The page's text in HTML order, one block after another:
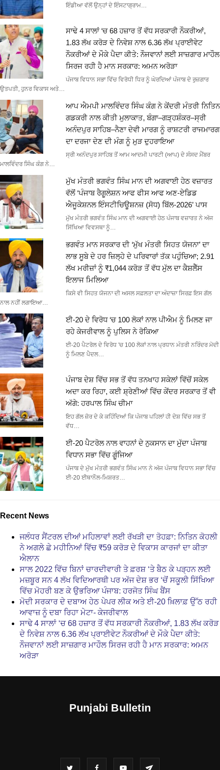
ਇੰਡੀਆ ਵੱਲੋਂ ਉਨ੍ਹਾਂ ਦੇ ਇੰਸਟਾਗ੍ਰਾਮ…
ਸਾਢੇ 4 ਸਾਲਾਂ ‘ਚ 68 ਹਜ਼ਾਰ ਤੋਂ ਵੱਧ ਸਰਕਾਰੀ ਨੌਕਰੀਆਂ,
1.83 ਲੱਖ ਕਰੋੜ ਦੇ ਨਿਵੇਸ਼ ਨਾਲ 6.36 ਲੱਖ ਪ੍ਰਾਈਵੇਟ
ਨੌਕਰੀਆਂ ਦੇ ਮੌਕੇ ਪੈਦਾ ਕੀਤੇ: ਨੌਜਵਾਨਾਂ ਲਈ ਸਾਜ਼ਗਾਰ ਮਾਹੌਲ
ਸਿਰਜ ਰਹੀ ਹੈ ਮਾਨ ਸਰਕਾਰ: ਅਮਨ ਅਰੋੜਾ
ਪੰਜਾਬ ਵਿਧਾਨ ਸਭਾ ਵਿੱਚ ਵਿਰੋਧੀ ਧਿਰ ਨੂੰ ਘੇਰਦਿਆਂ ਪੰਜਾਬ ਦੇ ਰੁਜ਼ਗਾਰ
ਉਤਪਤੀ, ਹੁਨਰ ਵਿਕਾਸ ਅਤੇ…
ਆਪ ਐਮਪੀ ਮਾਲਵਿੰਦਰ ਸਿੰਘ ਕੰਗ ਨੇ ਕੇਂਦਰੀ ਮੰਤਰੀ ਨਿਤਿਨ
ਗਡਕਰੀ ਨਾਲ ਕੀਤੀ ਮੁਲਾਕਾਤ, ਬੰਗਾ–ਗੜ੍ਹਸ਼ੰਕਰ–ਸ੍ਰੀ
ਅਨੰਦਪੁਰ ਸਾਹਿਬ–ਨੈਣਾ ਦੇਵੀ ਮਾਰਗ ਨੂੰ ਰਾਸ਼ਟਰੀ ਰਾਜਮਾਰਗ
ਦਾ ਦਰਜਾ ਦੇਣ ਦੀ ਮੰਗ ਨੂੰ ਮੁੜ ਦੁਹਰਾਇਆ
ਸ੍ਰੀ ਅਨੰਦਪੁਰ ਸਾਹਿਬ ਤੋਂ ਆਮ ਆਦਮੀ ਪਾਰਟੀ (ਆਪ) ਦੇ ਸੰਸਦ ਮੈਂਬਰ
ਮਾਲਵਿੰਦਰ ਸਿੰਘ ਕੰਗ ਨੇ…
ਮੁੱਖ ਮੰਤਰੀ ਭਗਵੰਤ ਸਿੰਘ ਮਾਨ ਦੀ ਅਗਵਾਈ ਹੇਠ ਵਜ਼ਾਰਤ
ਵੱਲੋਂ ‘ਪੰਜਾਬ ਰੈਗੂਲੇਸ਼ਨ ਆਫ ਫੀਸ ਆਫ ਅਣ-ਏਡਿਡ
ਐਜੂਕੇਸ਼ਨਲ ਇੰਸਟੀਚਿਊਸ਼ਨਜ਼ (ਸੋਧ) ਬਿੱਲ-2026’ ਪਾਸ
ਮੁੱਖ ਮੰਤਰੀ ਭਗਵੰਤ ਸਿੰਘ ਮਾਨ ਦੀ ਅਗਵਾਈ ਹੇਠ ਪੰਜਾਬ ਵਜ਼ਾਰਤ ਨੇ ਅੱਜ
ਸਿੱਖਿਆ ਵਿਵਸਥਾ ਨੂੰ…
ਭਗਵੰਤ ਮਾਨ ਸਰਕਾਰ ਦੀ ‘ਮੁੱਖ ਮੰਤਰੀ ਸਿਹਤ ਯੋਜਨਾ’ ਦਾ
ਲਾਭ ਸੂਬੇ ਦੇ ਹਰ ਜ਼ਿਲ੍ਹੇ ਦੇ ਪਰਿਵਾਰਾਂ ਤੱਕ ਪਹੁੰਚਿਆ; 2.91
ਲੱਖ ਮਰੀਜ਼ਾਂ ਨੂੰ ₹1,044 ਕਰੋੜ ਤੋਂ ਵੱਧ ਮੁੱਲ ਦਾ ਕੈਸ਼ਲੈੱਸ
ਇਲਾਜ ਮਿਲਿਆ
ਕਿਸੇ ਵੀ ਸਿਹਤ ਯੋਜਨਾ ਦੀ ਅਸਲ ਸਫ਼ਲਤਾ ਦਾ ਅੰਦਾਜ਼ਾ ਸਿਰਫ਼ ਇਸ ਗੱਲ
ਨਾਲ ਨਹੀਂ ਲਗਾਇਆ…
ਈ-20 ਦੇ ਵਿਰੋਧ ‘ਚ 100 ਲੋਕਾਂ ਨਾਲ ਪੀਐਮ ਨੂੰ ਮਿਲਣ ਜਾ
ਰਹੇ ਕੇਜਰੀਵਾਲ ਨੂੰ ਪੁਲਿਸ ਨੇ ਰੋਕਿਆ
ਈ-20 ਪੈਟਰੋਲ ਦੇ ਵਿਰੋਧ 'ਚ 100 ਲੋਕਾਂ ਨਾਲ ਪ੍ਰਧਾਨ ਮੰਤਰੀ ਨਰਿੰਦਰ ਮੋਦੀ
ਨੂੰ ਮਿਲਣ ਪੈਦਲ…
ਪੰਜਾਬ ਦੇਸ਼ ਵਿੱਚ ਸਭ ਤੋਂ ਵੱਧ ਤਨਖਾਹ ਸਕੇਲਾਂ ਵਿੱਚੋਂ ਸਕੇਲ
ਅਦਾ ਕਰ ਰਿਹਾ, ਕਈ ਸ਼੍ਰੇਣੀਆਂ ਵਿੱਚ ਕੇਂਦਰ ਸਰਕਾਰ ਤੋਂ ਵੀ
ਅੱਗੇ: ਹਰਪਾਲ ਸਿੰਘ ਚੀਮਾ
ਇਹ ਗੱਲ ਜ਼ੋਰ ਦੇ ਕੇ ਕਹਿੰਦਿਆਂ ਕਿ ਪੰਜਾਬ ਪਹਿਲਾਂ ਹੀ ਦੇਸ਼ ਵਿੱਚ ਸਭ ਤੋਂ
ਵੱਧ…
ਈ-20 ਪੈਟਰੋਲ ਨਾਲ ਵਾਹਨਾਂ ਦੇ ਨੁਕਸਾਨ ਦਾ ਮੁੱਦਾ ਪੰਜਾਬ
ਵਿਧਾਨ ਸਭਾ ਵਿੱਚ ਗੂੰਜਿਆ
ਪੰਜਾਬ ਦੇ ਮੁੱਖ ਮੰਤਰੀ ਭਗਵੰਤ ਸਿੰਘ ਮਾਨ ਨੇ ਅੱਜ ਪੰਜਾਬ ਵਿਧਾਨ ਸਭਾ ਵਿੱਚ
ਈ-20 ਈਥਾਨੌਲ-ਮਿਸ਼ਰਤ…
Recent News
ਜਲੰਧਰ ਸੈਂਟਰਲ ਦੀਆਂ ਮਹਿਲਾਵਾਂ ਲਈ ਰੱਖੜੀ ਦਾ ਤੋਹਫ਼ਾ: ਨਿਤਿਨ ਕੋਹਲੀ
ਨੇ ਅਗਲੇ ਛੇ ਮਹੀਨਿਆਂ ਵਿੱਚ ₹59 ਕਰੋੜ ਦੇ ਵਿਕਾਸ ਕਾਰਜਾਂ ਦਾ ਕੀਤਾ
ਐਲਾਨ
ਸਾਲ 2022 ਵਿੱਚ ਬਿਨਾਂ ਚਾਰਦੀਵਾਰੀ ਤੇ ਫ਼ਰਸ਼ ‘ਤੇ ਬੈਠ ਕੇ ਪੜ੍ਹਨ ਲਈ
ਮਜ਼ਬੂਰ ਸਨ 4 ਲੱਖ ਵਿਦਿਆਰਥੀ ਪਰ ਅੱਜ ਦੇਸ਼ ਭਰ ‘ਚੋਂ ਸਕੂਲੀ ਸਿੱਖਿਆ
ਵਿੱਚ ਮੋਹਰੀ ਬਣ ਕੇ ਉਭਰਿਆ ਪੰਜਾਬ: ਹਰਜੋਤ ਸਿੰਘ ਬੈਂਸ
ਮੋਦੀ ਸਰਕਾਰ ਦੇ ਦਬਾਅ ਹੇਠ ਪੇਪਰ ਲੀਕ ਅਤੇ ਈ-20 ਖ਼ਿਲਾਫ਼ ਉੱਠ ਰਹੀ
ਆਵਾਜ਼ ਨੂੰ ਦਬਾ ਰਿਹਾ ਮੇਟਾ- ਕੇਜਰੀਵਾਲ
ਸਾਢੇ 4 ਸਾਲਾਂ ‘ਚ 68 ਹਜ਼ਾਰ ਤੋਂ ਵੱਧ ਸਰਕਾਰੀ ਨੌਕਰੀਆਂ, 1.83 ਲੱਖ ਕਰੋੜ
ਦੇ ਨਿਵੇਸ਼ ਨਾਲ 6.36 ਲੱਖ ਪ੍ਰਾਈਵੇਟ ਨੌਕਰੀਆਂ ਦੇ ਮੌਕੇ ਪੈਦਾ ਕੀਤੇ:
ਨੌਜਵਾਨਾਂ ਲਈ ਸਾਜ਼ਗਾਰ ਮਾਹੌਲ ਸਿਰਜ ਰਹੀ ਹੈ ਮਾਨ ਸਰਕਾਰ: ਅਮਨ
ਅਰੋੜਾ
Punjabi Bulletin